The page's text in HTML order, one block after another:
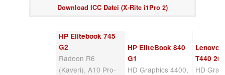
Download ICC Datei (X-Rite i1Pro 2)
HP Elitebook 745
G2
Radeon R6
(Kaveri), A10 Pro-
HP EliteBook 840
G1
HD Graphics 4400,
Lenovo
T440
HD